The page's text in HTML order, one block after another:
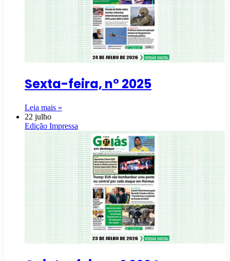
Sexta-feira, n° 2025
Leia mais »
22 julho
Edição Impressa